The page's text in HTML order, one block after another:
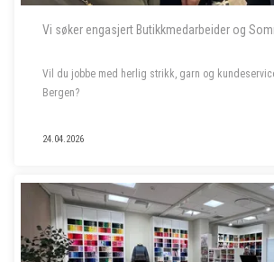
Vi søker engasjert Butikkmedarbeider og
Vil du jobbe med herlig strikk, garn og
Bergen?
Til garnbutikken vår i Bergen sentrum søker vi
80% stilling, samt to sommervikarer. Les mer om
- - - - -
24.04.2026